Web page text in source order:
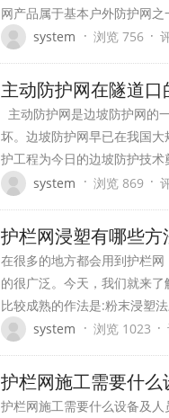
网产品属于基本户外防护网
system · 浏览 756 ·
主动防护网在隧道口
主动防护网是边坡防护网的
坏。边坡防护网早已在我国
护工程为今日的边坡防护技
system · 浏览 869 ·
护栏网浸塑有哪些方
在很多的地方都会用到护栏
的很广泛。今天，我们就来
比较成熟的作法是:粉末浸塑
system · 浏览 1023 ·
护栏网施工需要什
护栏网施工需要什么设备及